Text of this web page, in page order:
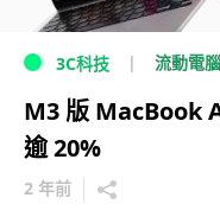
3C科技 流動電腦
M3 版 MacBook
逾 20%
2 年前